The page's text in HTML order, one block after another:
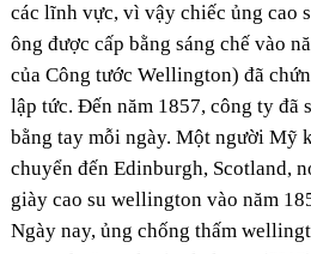
các lĩnh vực, vì vậy chiếc ủng cao
ông được cấp bằng sáng chế vào
của Công tước Wellington) đã
lập tức. Đến năm 1857, công ty đã
bằng tay mỗi ngày. Một người Mỹ
chuyển đến Edinburgh, Scotland,
giày cao su wellington vào năm
Ngày nay, ủng chống thấm